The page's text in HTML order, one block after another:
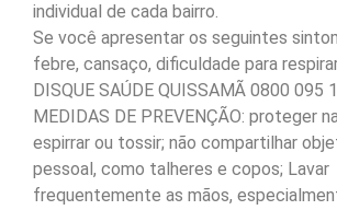
individual de cada bairro.
Se você apresentar os seguintes
febre, cansaço, dificuldade para
DISQUE SAÚDE QUISSAMÃ 0800 095
MEDIDAS DE PREVENÇÃO: proteger
espirrar ou tossir; não compartilhar
pessoal, como talheres e copos; Lavar
frequentemente as mãos,